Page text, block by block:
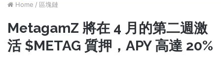
Home / 區塊鏈
MetagamZ 將在 4 月的第二週激
活 $METAG 質押，APY 高達 20%